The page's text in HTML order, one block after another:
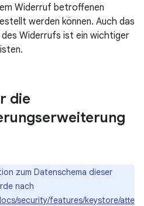
Widerruf betroffenen
werden können. Auch das
des Widerrufs ist ein wichtiger
die
zum Datenschema dieser
nach
security/features/keystore/atte